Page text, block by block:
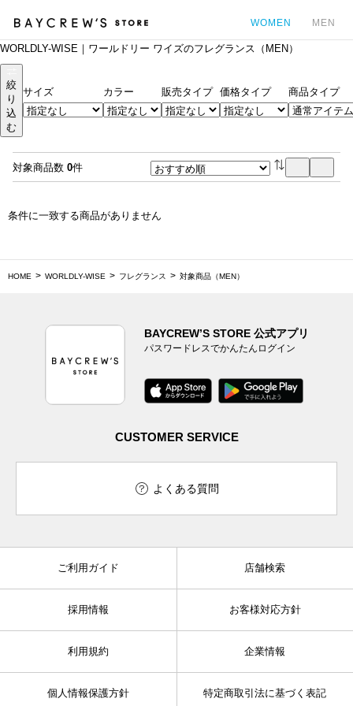
WOMEN MEN
WORLDLY-WISE｜ワールドリー ワイズのフレグランス（MEN）
絞
り
込
む
サイズ カラー 販売タイプ 価格タイプ 商品タイプ
対象商品数 0件
条件に一致する商品がありません
HOME WORLDLY-WISE フレグランス 対象商品（MEN）
BAYCREW’S STORE 公式アプリ
パスワードレスでかんたんログイン
CUSTOMER SERVICE
よくある質問
ご利用ガイド 店舗検索
採用情報 お客様対応方針
利用規約 企業情報
個人情報保護方針 特定商取引法に基づく表記